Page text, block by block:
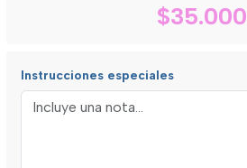
$35.000
Instrucciones especiales